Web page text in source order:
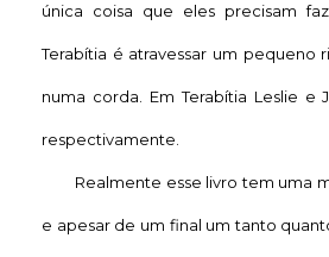
única coisa que eles precisam
Terabítia é atravessar um pequeno
numa corda. Em Terabítia Leslie e
respectivamente.
Realmente esse livro tem uma
e apesar de um final um tanto